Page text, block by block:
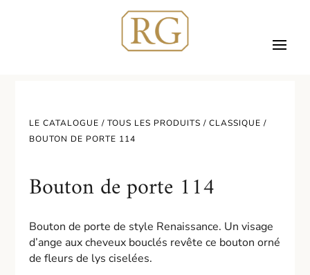
LE CATALOGUE /TOUS LES PRODUITS /CLASSIQUE /
BOUTON DE PORTE 114
Bouton de porte 114
Bouton de porte de style Renaissance. Un visage
d’ange aux cheveux bouclés revête ce bouton orné
de fleurs de lys ciselées.